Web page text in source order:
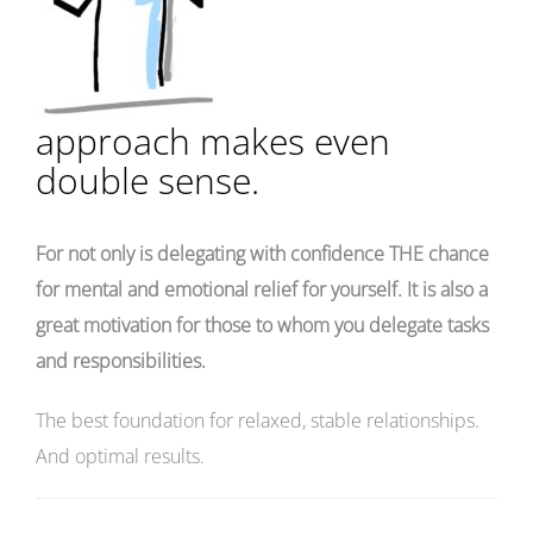
approach makes even
double sense.
For not only is delegating with confidence THE chance
for mental and emotional relief for yourself. It is also a
great motivation for those to whom you delegate tasks
and responsibilities.
The best foundation for relaxed, stable relationships.
And optimal results.